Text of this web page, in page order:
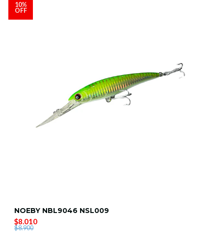
10%
OFF
NOEBY NBL9046 NSL009
$8.010
$8.900